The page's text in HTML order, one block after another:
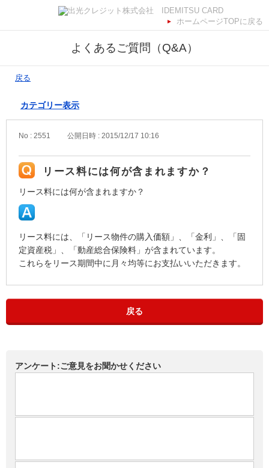
ホームページTOPに戻る
よくあるご質問（Q&A）
戻る
カテゴリー表示
No : 2551 公開日時 : 2015/12/17 10:16
リース料には何が含まれますか？
リース料には何が含まれますか？
リース料には、「リース物件の購入価額」、「金利」、「固
定資産税」、「動産総合保険料」が含まれています。
これらをリース期間中に月々均等にお支払いいただきます。
戻る
アンケート:ご意見をお聞かせください